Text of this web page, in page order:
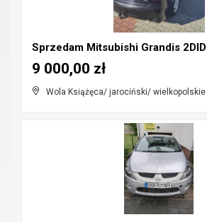
Sprzedam Mitsubishi Grandis 2DID
Wola Książęca/ jarociński/ wielkopolskie
9 000,00 zł